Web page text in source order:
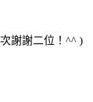
謝謝二位！^^ )